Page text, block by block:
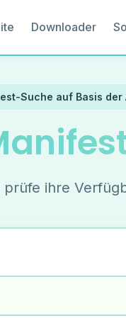
Downloader
Suche auf Basis der
ihre